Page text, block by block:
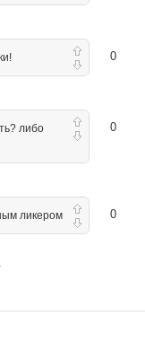
0
0
либо
0
ликером